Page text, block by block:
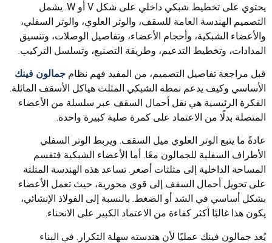
يحتوي على تخطيط شبكي داخلي على شكل V أو W. يشمل
التصميم الهندسة العامة للسقف، والوتر العلوي، والوتر السفلي،
والأعضاء الشبكية، وأحجام الأعضاء، وتفاصيل الوصلات، وتنسيق
المدادات، وتخطيط التدعيم، وطريقة التصنيع، وتسلسل التركيب.
قبل مراجعة تفاصيل التصميم، من المفيد فهم نظام جمالون فينك
الأساسي وكيف يدعم نمطه الشبكي المثلث هياكل الأسقف المائلة.
الفكرة الرئيسية هي نقل أحمال السقف عبر سلسلة من الأعضاء
المتصلة بدلًا من الاعتماد على كمرة صلبة كبيرة واحدة.
عادةً ما يتبع الوتر العلوي ميل السقف. ويربط الوتر السفلي
الأطراف السفلية للجمالون معًا. أما الأعضاء الشبكية فتقسم
المساحة الداخلية إلى مثلثات أصغر. تساعد هذه الهندسة المثلثة
على تحويل أحمال السقف إلى قوى محورية، حيث تعمل الأعضاء
بشكل أساسي في الشد أو الضغط. بالنسبة إلى الفولاذ الإنشائي،
يكون هذا غالبًا أكثر كفاءة من الاعتماد الكبير على الانحناء.
يُعد جمالون فينك عمليًا لأن هندسته سهلة التكرار. في البناء